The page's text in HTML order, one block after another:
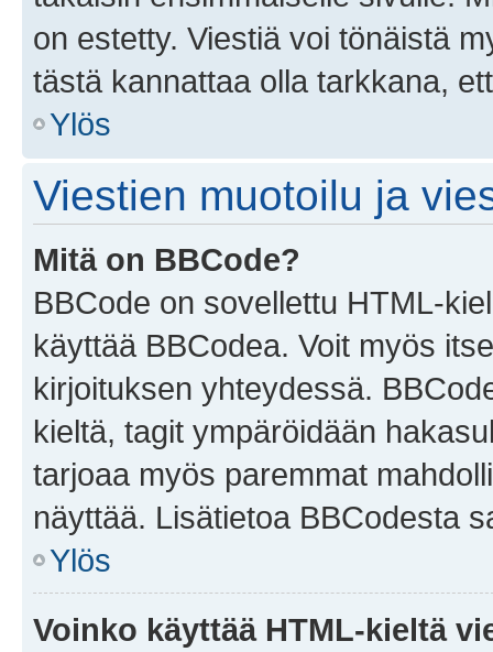
on estetty. Viestiä voi tönäistä
tästä kannattaa olla tarkkana,
Ylös
Viestien muotoilu ja
Mitä on BBCode?
BBCode on sovellettu HTML-
käyttää BBCodea. Voit myös
kirjoituksen yhteydessä.
kieltä, tagit ympäröidään
tarjoaa myös paremmat
näyttää. Lisätietoa BBCodesta
Ylös
Voinko käyttää HTML-kieltä